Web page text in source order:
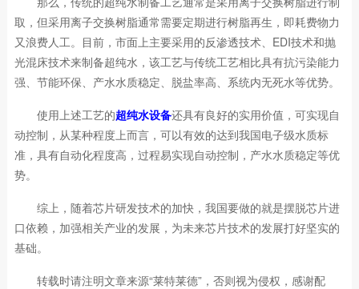
取，但采用离子交换树脂通常需要定期进行树脂再生，即耗费物力
又浪费人工。目前，市面上主要采用的反渗透技术、EDI技术和抛
光混床技术来制备超纯水，该工艺与传统工艺相比具有抗污染能力
强、节能环保、产水水质稳定、脱盐率高、系统内无死水等优势。
使用上述工艺的超纯水设备还具有良好的实用价值，可实现自
动控制，从某种程度上而言，可以有效的达到我国电子级水质标
准，具有自动化程度高，过程易实现自动控制，产水水质稳定等优
势。
综上，随着芯片研发技术的加快，我国要做的就是摆脱芯片进
口依赖，加强相关产业的发展，为未来芯片技术的发展打好坚实的
基础。
转载时请注明文章来源“莱特莱德”，否则视为侵权，感谢配